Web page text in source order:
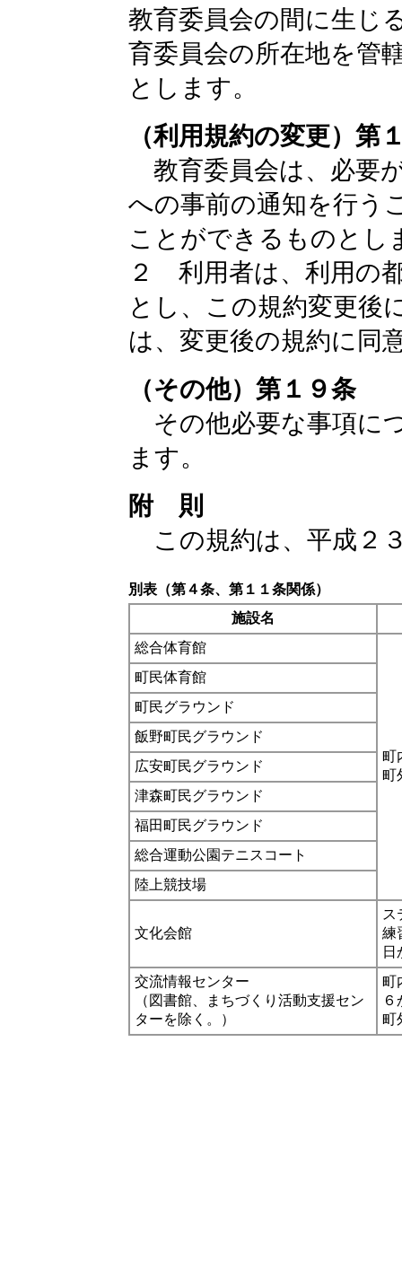
教育委員会の間に生じ
育委員会の所在地を管
とします。
（利用規約の変更）第
教育委員会は、必要
への事前の通知を行う
ことができるものとし
２ 利用者は、利用の
とし、この規約変更後
は、変更後の規約に同
（その他）第１９条
その他必要な事項に
ます。
附 則
この規約は、平成２
別表（第４条、第１１条関係）
施設名
総合体育館
町
町
町民体育館
町民グラウンド
飯野町民グラウンド
広安町民グラウンド
津森町民グラウンド
福田町民グラウンド
総合運動公園テニスコート
陸上競技場
文化会館
ス
練
日
交流情報センター
（図書館、まちづくり活動支援セン
ターを除く。）
町
町